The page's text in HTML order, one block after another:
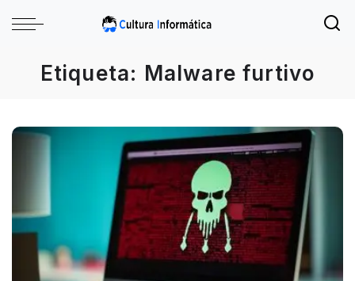
Etiqueta: Malware furtivo